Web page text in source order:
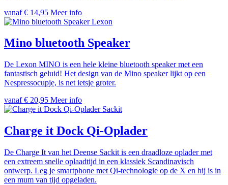
vanaf € 14,95 Meer info
Lexon
Mino bluetooth Speaker
De Lexon MINO is een hele kleine bluetooth speaker met een
fantastisch geluid! Het design van de Mino speaker lijkt op een
Nespressocupje, is net ietsje groter.
vanaf € 20,95 Meer info
Sackit
Charge it Dock Qi-Oplader
De Charge It van het Deense Sackit is een draadloze oplader met
een extreem snelle oplaadtijd in een klassiek Scandinavisch
ontwerp. Leg je smartphone met Qi-technologie op de X en hij is in
een mum van tijd opgeladen.